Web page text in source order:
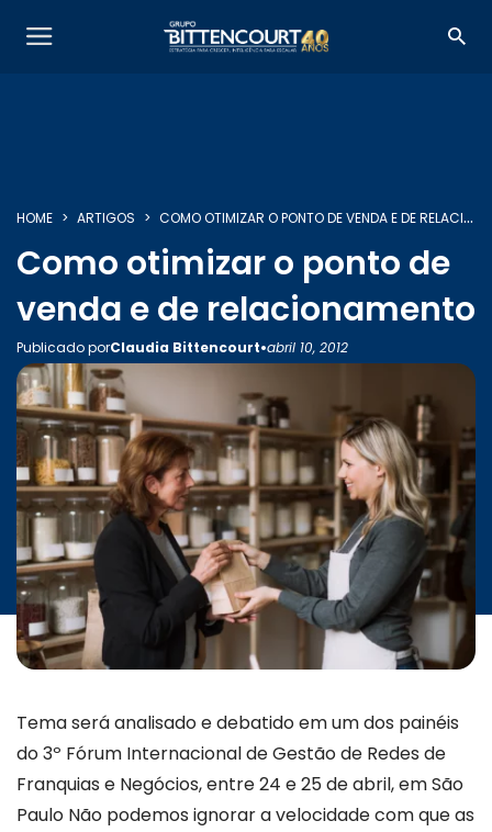
SOBRE NÓS
INSIGHTS
INICIATIVAS
CONTATO
HOME ARTIGOS COMO OTIMIZAR O PONTO DE VENDA E DE RELACIONAMENTO
Como otimizar o ponto de
venda e de relacionamento
Publicado porClaudia Bittencourt•abril 10, 2012
Tema será analisado e debatido em um dos painéis
do 3º Fórum Internacional de Gestão de Redes de
Franquias e Negócios, entre 24 e 25 de abril, em São
Paulo Não podemos ignorar a velocidade com que as